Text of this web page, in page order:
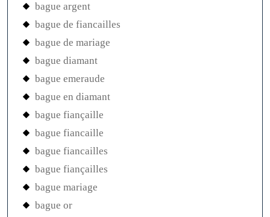
bague argent
bague de fiancailles
bague de mariage
bague diamant
bague emeraude
bague en diamant
bague fiançaille
bague fiancaille
bague fiancailles
bague fiançailles
bague mariage
bague or